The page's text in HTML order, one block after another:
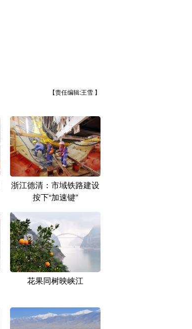
【责任编辑:王雪 】
浙江德清：市域铁路建设
按下“加速键”
花果同树映峡江